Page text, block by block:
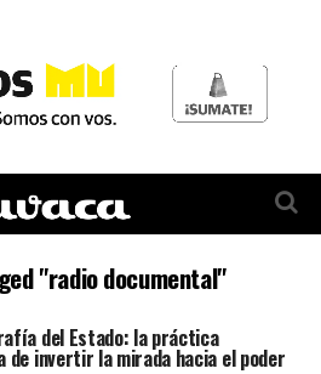
"radio documental"
del Estado: la práctica
de invertir la mirada hacia el poder